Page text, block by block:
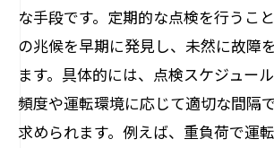
な手段です。定期的な点検を行うこ
の兆候を早期に発見し、未然に故障
ます。具体的には、点検スケジュー
頻度や運転環境に応じて適切な間隔
求められます。例えば、重負荷で運